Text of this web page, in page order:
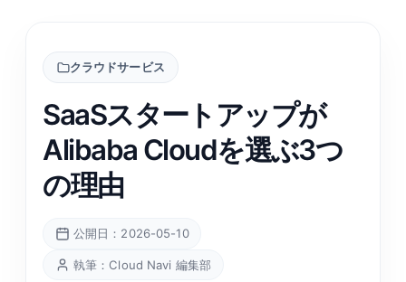
クラウドサービス
SaaSスタートアップが
Alibaba Cloudを選ぶ3つ
の理由
公開日：2026-05-10
執筆：Cloud Navi 編集部